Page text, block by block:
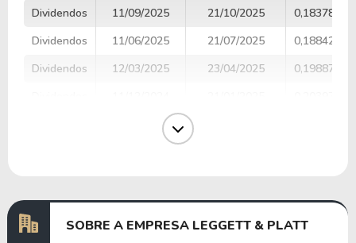
Dividendos
11/09/2025 21/10/2025
0,18378801
Dividendos
11/06/2025 21/07/2025
0,18842580
Dividendos
12/03/2025 23/04/2025
0,19887684
11/09/2024
SOBRE A EMPRESA LEGGETT & PLATT